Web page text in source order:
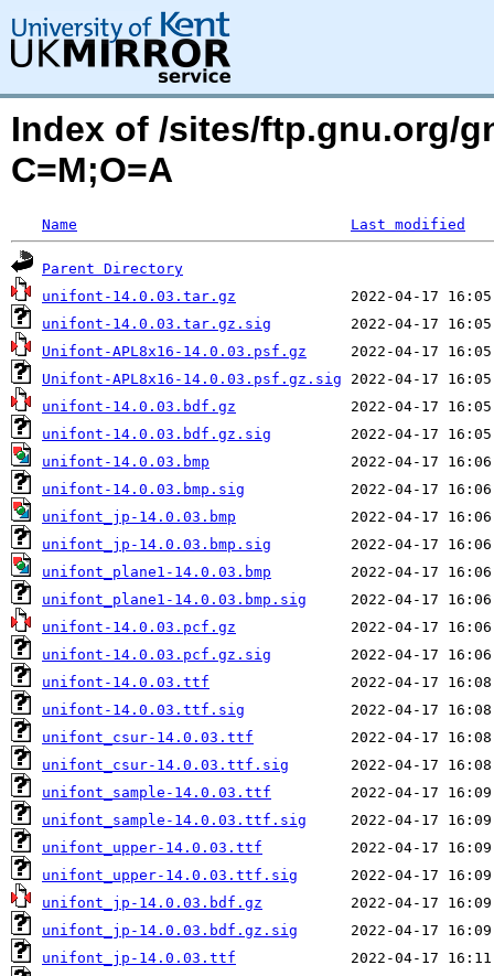
Index of /sites/ftp.gnu.org/
C=M;O=A
Name Last modified
Parent Directory
unifont-14.0.03.tar.gz
unifont-14.0.03.tar.gz.sig
Unifont-APL8x16-14.0.03.psf.gz
Unifont-APL8x16-14.0.03.psf.gz.sig
unifont-14.0.03.bdf.gz
unifont-14.0.03.bdf.gz.sig
unifont-14.0.03.bmp
unifont-14.0.03.bmp.sig
unifont_jp-14.0.03.bmp
unifont_jp-14.0.03.bmp.sig
unifont_plane1-14.0.03.bmp
unifont_plane1-14.0.03.bmp.sig
unifont-14.0.03.pcf.gz
unifont-14.0.03.pcf.gz.sig
unifont-14.0.03.ttf
unifont-14.0.03.ttf.sig
unifont_csur-14.0.03.ttf
unifont_csur-14.0.03.ttf.sig
unifont_sample-14.0.03.ttf
unifont_sample-14.0.03.ttf.sig
unifont_upper-14.0.03.ttf
unifont_upper-14.0.03.ttf.sig
unifont_jp-14.0.03.bdf.gz
unifont_jp-14.0.03.bdf.gz.sig
unifont_jp-14.0.03.ttf